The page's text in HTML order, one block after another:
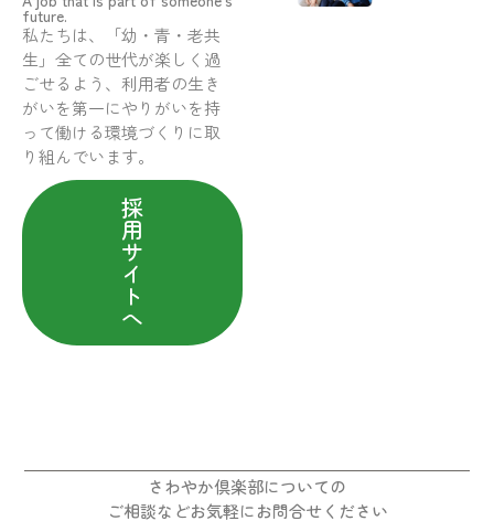
future.
私たちは、「幼・青・老共
生」全ての世代が楽しく過
ごせるよう、利用者の生き
がいを第一にやりがいを持
って働ける環境づくりに取
り組んでいます。
採
用
サ
イ
ト
へ
さわやか倶楽部についての
ご相談などお気軽にお問合せください